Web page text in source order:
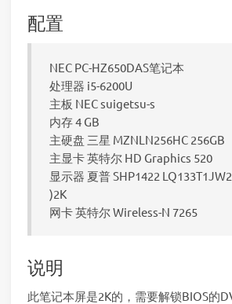
配置
NEC PC-HZ650DAS笔记本
处理器 i5-6200U
主板 NEC suigetsu-s
内存 4 GB
主硬盘 三星 MZNLN256HC 256GB
主显卡 英特尔 HD Graphics 520
显示器 夏普 SHP1422
)2K
网卡 英特尔 Wireless-N 7265
说明
此笔记本屏是2K的，需要解锁BIOS的